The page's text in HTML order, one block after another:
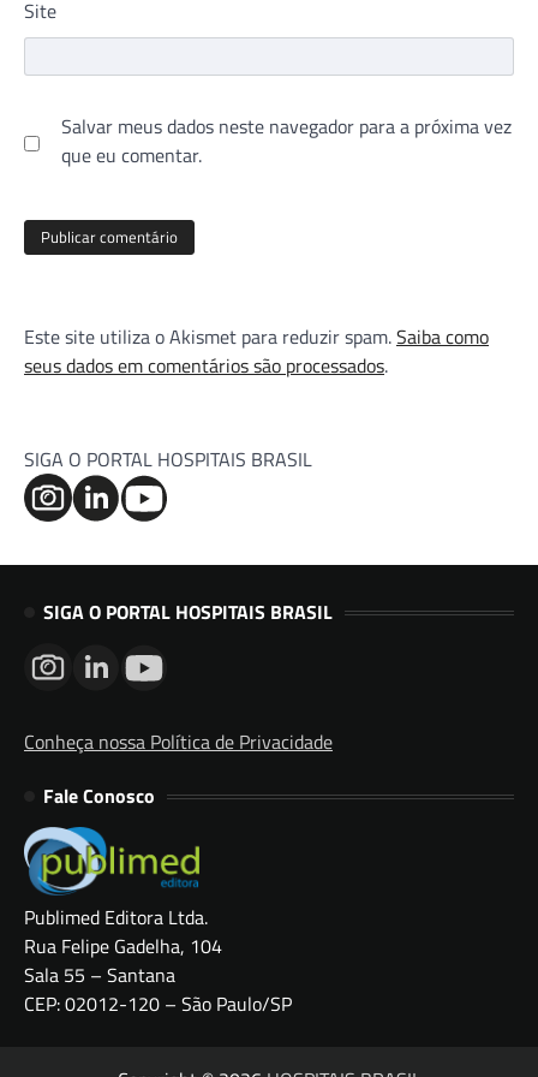
Site
Salvar meus dados neste navegador para a próxima vez
que eu comentar.
Este site utiliza o Akismet para reduzir spam.Saiba como
seus dados em comentários são processados.
SIGA O PORTAL HOSPITAIS BRASIL
SIGA O PORTAL HOSPITAIS BRASIL
Conheça nossa Política de Privacidade
Fale Conosco
Publimed Editora Ltda.
Rua Felipe Gadelha, 104
Sala 55 – Santana
CEP: 02012-120 – São Paulo/SP